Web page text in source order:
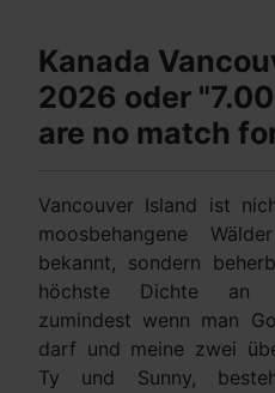
Kanada
2026 oder
are no match
Vancouver Island ist
moosbehangene
bekannt, sondern
höchste Dichte an
zumindest wenn man
darf und meine zwei
Ty und Sunny,